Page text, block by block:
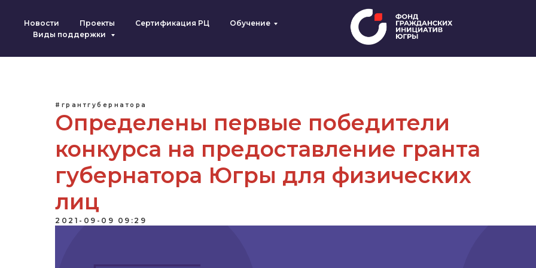
Новости Проекты Сертификация РЦ
Обучение
Виды поддержки
#грантгубернатора
Определены первые победители
конкурса на предоставление гранта
губернатора Югры для физических
лиц
2021-09-09 09:29